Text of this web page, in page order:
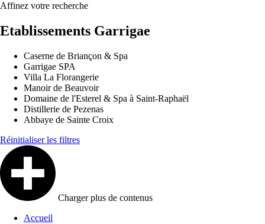
Affinez votre recherche
Etablissements Garrigae
Caserne de Briançon & Spa
Garrigae SPA
Villa La Florangerie
Manoir de Beauvoir
Domaine de l'Esterel & Spa à Saint-Raphaël
Distillerie de Pezenas
Abbaye de Sainte Croix
Réinitialiser les filtres
Charger plus de contenus
Accueil